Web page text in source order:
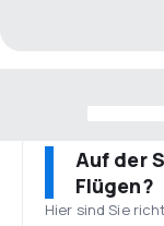
Auf der
Flügen?
Hier sind Sie